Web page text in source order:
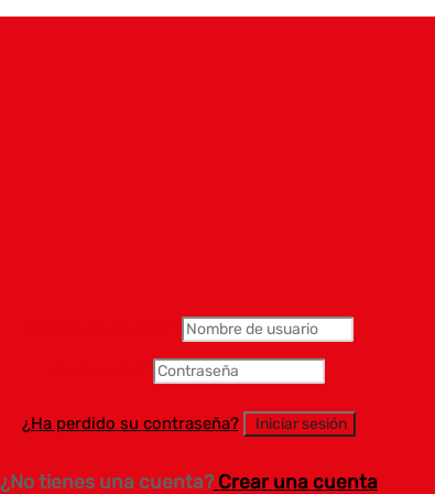
¿Ha perdido su contraseña?
¿No tienes una cuenta?Crear una cuenta